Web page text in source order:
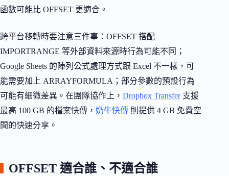
函數可能比 OFFSET 更適合。
跨平台移轉時要注意三件事：OFFSET 搭配
IMPORTRANGE 等外部資料來源時行為可能不同；
Google Sheets 的陣列公式處理方式跟 Excel 不一樣，可
能需要加上 ARRAYFORMULA；部分參數的預設行為
可能有細微差異。在團隊協作上， Dropbox Transfer支援
最高 100 GB 的檔案快傳， 奶牛快傳 則提供 4 GB 免費空
間的快速分享。
OFFSET 適合誰、不適合誰